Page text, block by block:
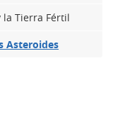
la Tierra Fértil
Asteroides